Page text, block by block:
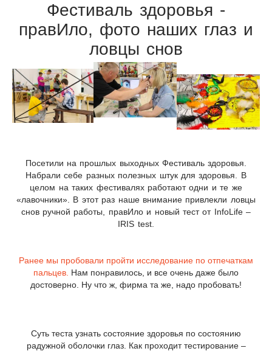
Фестиваль здоровья -
правИло, фото наших глаз и
ловцы снов
Посетили на прошлых выходных Фестиваль здоровья.
Набрали себе разных полезных штук для здоровья. В
целом на таких фестивалях работают одни и те же
«лавочники». В этот раз наше внимание привлекли ловцы
снов ручной работы, правИло и новый тест от InfoLife –
IRIS test.
Ранее мы пробовали пройти исследование по отпечаткам
пальцев. Нам понравилось, и все очень даже было
достоверно. Ну что ж, фирма та же, надо пробовать!
Суть теста узнать состояние здоровья по состоянию
радужной оболочки глаз. Как проходит тестирование –